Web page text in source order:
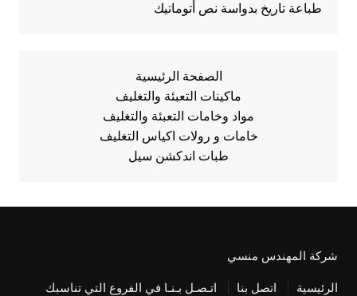
طباعة تاريخ بدواسة نص أتوماتيك
الصفحة الرئيسية
ماكينات التعبئة والتغليف
مواد وخامات التعبئة والتغليف
خامات و رولات اكياس التغليف
طبات اندكشن سيل
شركة المهندس منسي
الرئيسية اتصل بنا اتـصـل بـنـا في الفروع التي تناسبك